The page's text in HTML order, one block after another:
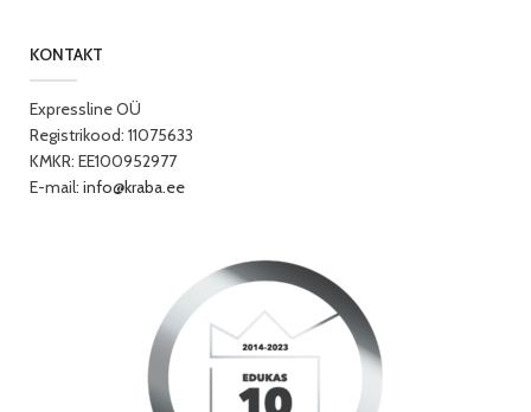
KONTAKT
Expressline OÜ
Registrikood: 11075633
KMKR: EE100952977
E-mail: info@kraba.ee